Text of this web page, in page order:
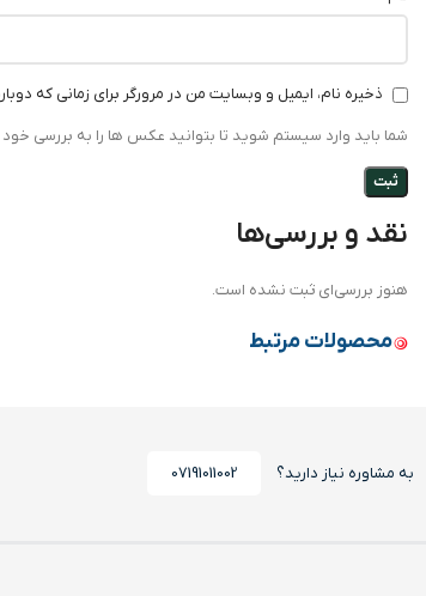
نقد و بررسی‌ها
هنوز بررسی‌ای ثبت نشده است.
ذخیره نام، ایمیل و وبسایت من در مرورگر برای زمانی که
شما باید وارد سیستم شوید تا بتوانید عکس ها را به بررسی خود
محصولات مرتبط
به مشاوره نیاز دارید؟ 07191011002